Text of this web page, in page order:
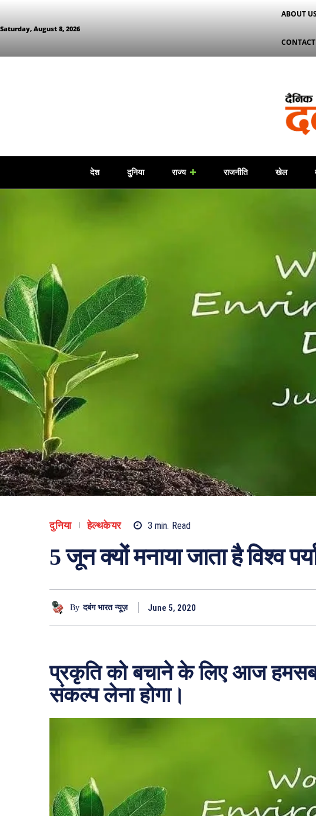
Saturday, August 8, 2026
ABOUT
देश दुनिया राज्य राजनीति खेल
दुनिया हेल्थकेयर 3 min. Read
5 जून क्यों मनाया जाता है विश्व
By दबंग भारत न्यूज़ June 5, 2020
प्रकृति को बचाने के लिए आज
संकल्प लेना होगा।